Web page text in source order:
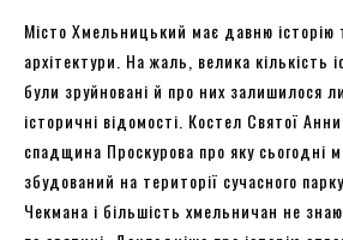
Місто Хмельницький має давню історію
архітектури. На жаль, велика кількість
були зруйновані й про них залишилося
історичні відомості. Костел Святої
спадщина Проскурова про яку сьогодні
збудований на території сучасного
Чекмана і більшість хмельничан не